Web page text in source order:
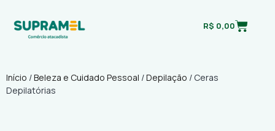
R$ 0,00
Início /Beleza e Cuidado Pessoal /Depilação / Ceras
Depilatórias